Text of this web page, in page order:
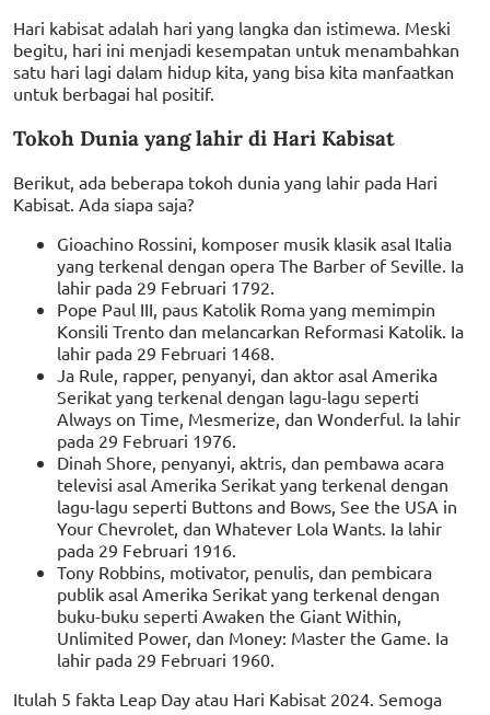
Hari kabisat adalah hari yang langka dan istimewa. Meski
begitu, hari ini menjadi kesempatan untuk menambahkan
satu hari lagi dalam hidup kita, yang bisa kita manfaatkan
untuk berbagai hal positif.
Tokoh Dunia yang lahir di Hari Kabisat
Berikut, ada beberapa tokoh dunia yang lahir pada Hari
Kabisat. Ada siapa saja?
Gioachino Rossini, komposer musik klasik asal Italia
yang terkenal dengan opera The Barber of Seville. Ia
lahir pada 29 Februari 1792.
Pope Paul III, paus Katolik Roma yang memimpin
Konsili Trento dan melancarkan Reformasi Katolik. Ia
lahir pada 29 Februari 1468.
Ja Rule, rapper, penyanyi, dan aktor asal Amerika
Serikat yang terkenal dengan lagu-lagu seperti
Always on Time, Mesmerize, dan Wonderful. Ia lahir
pada 29 Februari 1976.
Dinah Shore, penyanyi, aktris, dan pembawa acara
televisi asal Amerika Serikat yang terkenal dengan
lagu-lagu seperti Buttons and Bows, See the USA in
Your Chevrolet, dan Whatever Lola Wants. Ia lahir
pada 29 Februari 1916.
Tony Robbins, motivator, penulis, dan pembicara
publik asal Amerika Serikat yang terkenal dengan
buku-buku seperti Awaken the Giant Within,
Unlimited Power, dan Money: Master the Game. Ia
lahir pada 29 Februari 1960.
Itulah 5 fakta Leap Day atau Hari Kabisat 2024. Semoga